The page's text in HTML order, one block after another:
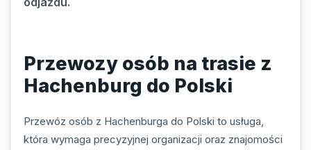
Przewozy osób na trasie z
Hachenburg do Polski
Przewóz osób z Hachenburga do Polski to usługa,
która wymaga precyzyjnej organizacji oraz znajomości